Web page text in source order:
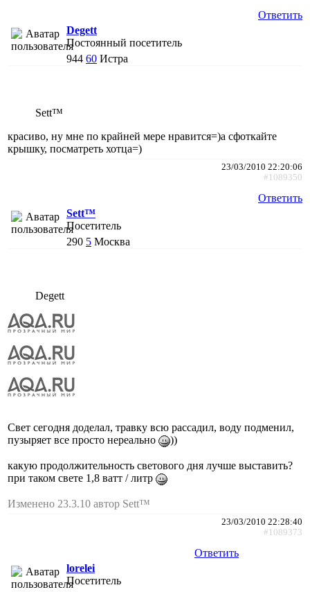
Ответить
Degett
Постоянный посетитель
944 60 Истра
Sett™
красиво, ну мне по крайней мере нравится=)а сфоткайте
крышку, посматреть хотца=)
23/03/2010 22:20:06
#1089350
Ответить
Sett™
Посетитель
290 5 Москва
Degett
Свет сегодня доделал, травку всю рассадил, воду подменил,
пузыряет все просто нереально
))
какую продолжительность светового дня лучше выставить?
при таком свете 1,8 ватт / литр
Изменено 23.3.10 автор Sett™
23/03/2010 22:28:40
#1089373
Ответить
lorelei
Посетитель